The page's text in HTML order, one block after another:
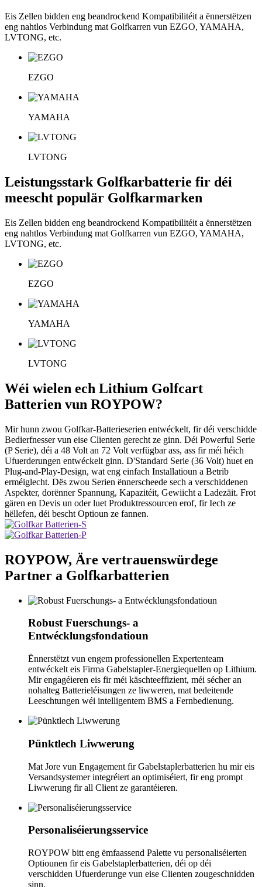
Eis Zellen bidden eng beandrockend Kompatibilitéit a ënnerstëtzen
eng nahtlos Verbindung mat Golfkarren vun EZGO, YAMAHA,
LVTONG, etc.
EZGO
YAMAHA
LVTONG
Leistungsstark Golfkarbatterie fir déi
meescht populär Golfkarmarken
Eis Zellen bidden eng beandrockend Kompatibilitéit a ënnerstëtzen
eng nahtlos Verbindung mat Golfkarren vun EZGO, YAMAHA,
LVTONG, etc.
EZGO
YAMAHA
LVTONG
Wéi wielen ech Lithium Golfcart
Batterien vun ROYPOW?
Mir hunn zwou Golfkar-Batterieserien entwéckelt, fir déi verschidde
Bedierfnesser vun eise Clienten gerecht ze ginn. Déi Powerful Serie
(P Serie), déi a 48 Volt an 72 Volt verfügbar ass, ass fir méi héich
Ufuerderungen entwéckelt ginn. D'Standard Serie (36 Volt) huet en
Plug-and-Play-Design, wat eng einfach Installatioun a Betrib
erméiglecht. Dës zwou Serien ënnerscheede sech a verschiddenen
Aspekter, dorënner Spannung, Kapazitéit, Gewiicht a Ladezäit. Frot
gären en Devis un oder luet Produktressourcen erof, fir Iech ze
hëllefen, déi bescht Optioun ze fannen.
ROYPOW, Äre vertrauenswürdege
Partner a Golfkarbatterien
Robust Fuerschungs- a
Entwécklungsfondatioun
Ënnerstëtzt vun engem professionellen Expertenteam
entwéckelt eis Firma Gabelstapler-Energiequellen op Lithium.
Mir engagéieren eis fir méi käschteeffizient, méi sécher an
nohalteg Batterieléisungen ze liwweren, mat bedeitende
Leeschtungen wéi intelligentem BMS a Fernbedienung.
Pünktlech Liwwerung
Mat Jore vun Engagement fir Gabelstaplerbatterien hu mir eis
Versandsystemer integréiert an optimiséiert, fir eng prompt
Liwwerung fir all Client ze garantéieren.
Personaliséierungsservice
ROYPOW bitt eng ëmfaassend Palette vu personaliséierten
Optiounen fir eis Gabelstaplerbatterien, déi op déi
verschidden Ufuerderunge vun eise Clienten zougeschnidden
sinn.